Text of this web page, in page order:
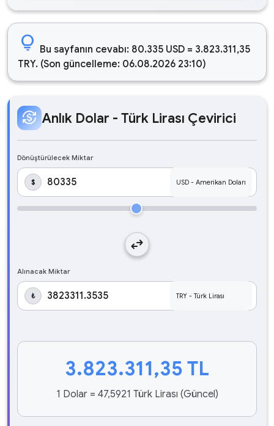
lightbulb Bu sayfanın cevabı: 80.335 USD = 3.823.311,35
TRY. (Son güncelleme: 06.08.2026 23:10)
currency_exchange Anlık Dolar - Türk Lirası Çevirici
Dönüştürülecek Miktar
$
swap_horiz
Alınacak Miktar
₺
3.823.311,35 TL
1 Dolar = 47,5921 Türk Lirası (Güncel)